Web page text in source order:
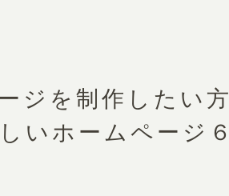
ジを制作したい方
いホームページ６